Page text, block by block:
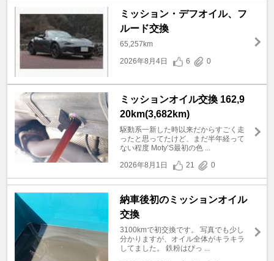
ミッション・デフオイル、フ
ルード交換
65,257km
2026年8月4日
6 0
ミッションオイル交換 162,9
20km(3,682km)
駆動系一新した時以来だからすごく走
ったと思ってたけど、まだ半年経って
ない程度 Moty’S最初の色 ...
2026年8月1日
21 0
納車後初のミッションオイル
交換
3100kmで初交換です。 写真でも少し
分かりますが、オイル全体がキラキラ
してました。 鉄粉はびっ ...